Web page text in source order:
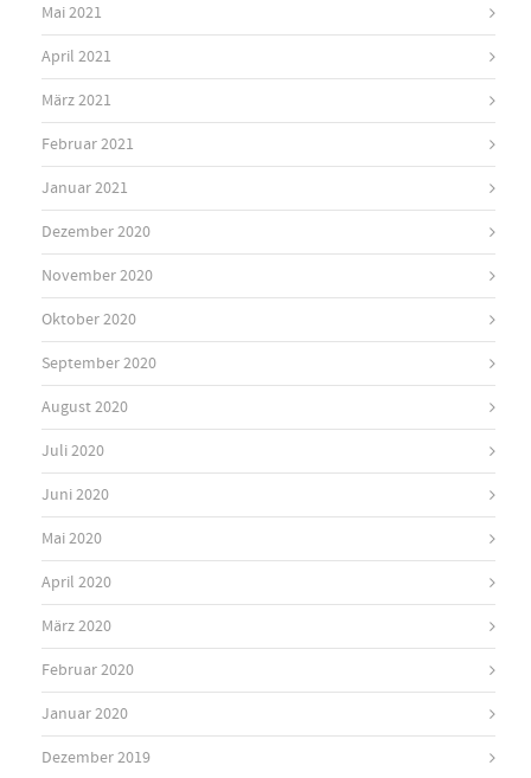
Mai 2021
April 2021
März 2021
Februar 2021
Januar 2021
Dezember 2020
November 2020
Oktober 2020
September 2020
August 2020
Juli 2020
Juni 2020
Mai 2020
April 2020
März 2020
Februar 2020
Januar 2020
Dezember 2019